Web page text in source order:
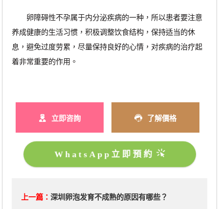
卵障碍性不孕属于内分泌疾病的一种，所以患者要注意
养成健康的生活习惯，积极调整饮食结构，保持适当的休
息，避免过度劳累，尽量保持良好的心情，对疾病的治疗起
着非常重要的作用。
立即咨詢 了解價格
WhatsApp立即預約
上一篇： 深圳卵泡发育不成熟的原因有哪些？